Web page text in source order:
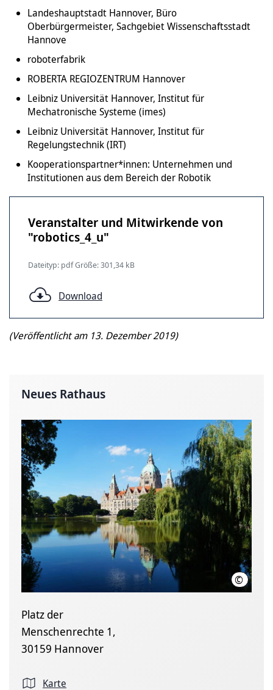
Landeshauptstadt Hannover, Büro
Oberbürgermeister, Sachgebiet Wissenschaftsstadt
Hannove
roboterfabrik
ROBERTA REGIOZENTRUM Hannover
Leibniz Universität Hannover, Institut für
Mechatronische Systeme (imes)
Leibniz Universität Hannover, Institut für
Regelungstechnik (IRT)
Kooperationspartner*innen: Unternehmen und
Institutionen aus dem Bereich der Robotik
Veranstalter und Mitwirkende von
"robotics_4_u"
Dateityp: pdf Größe: 301,34 kB
Download
(Veröffentlicht am 13. Dezember 2019)
Neues Rathaus
© LHH
Platz der
Menschenrechte 1,
30159 Hannover
Karte